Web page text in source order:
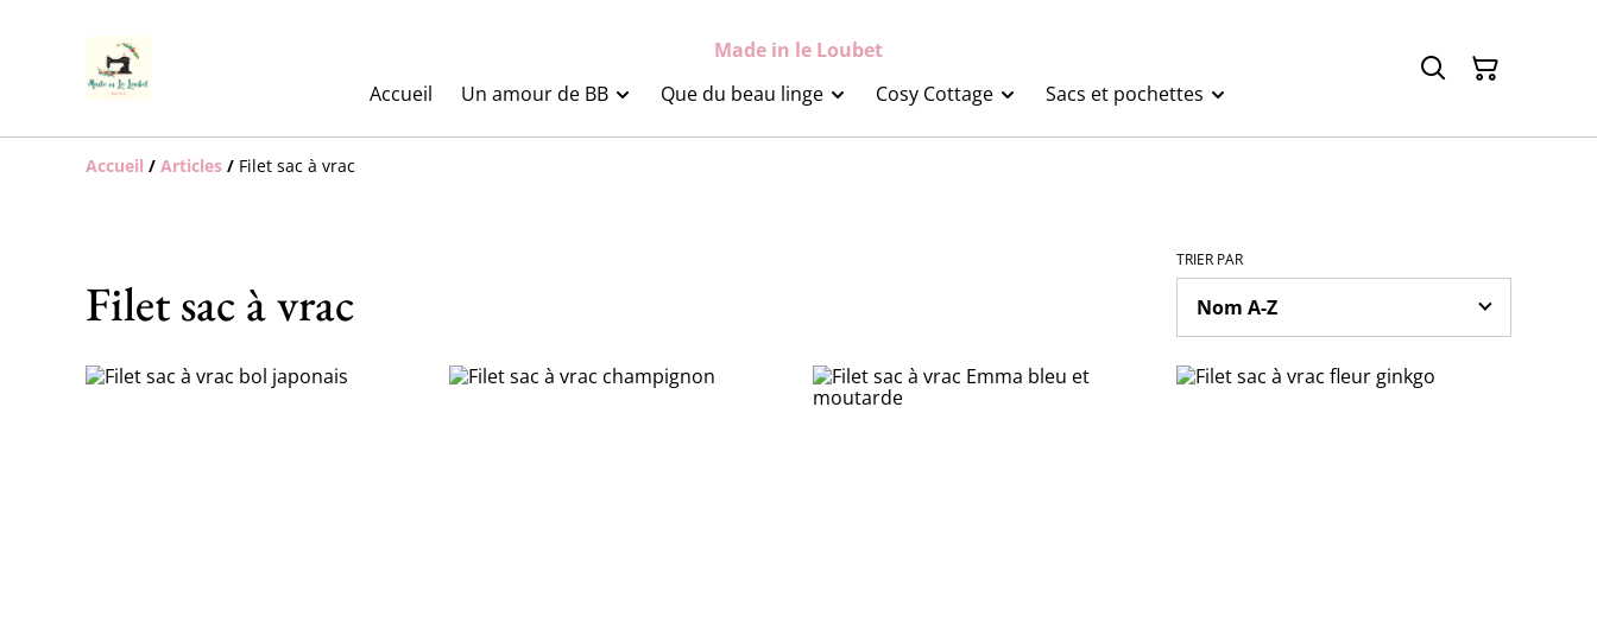
Made in le Loubet
Accueil
Un amour de BB Que du beau linge Cosy Cottage Sacs et pochettes
Accueil / Articles / Filet sac à vrac
Filet sac à vrac
TRIER PAR